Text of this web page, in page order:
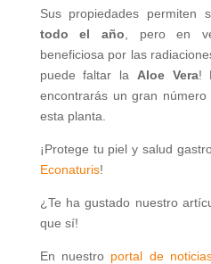
Sus propiedades permiten
todo el año , pero en
beneficiosa por las
puede faltar la Aloe Vera!
encontrarás un gran
esta planta.
¡Protege tu piel y salud
Econaturis!
¿Te ha gustado nuestro
que sí!
En nuestro portal de